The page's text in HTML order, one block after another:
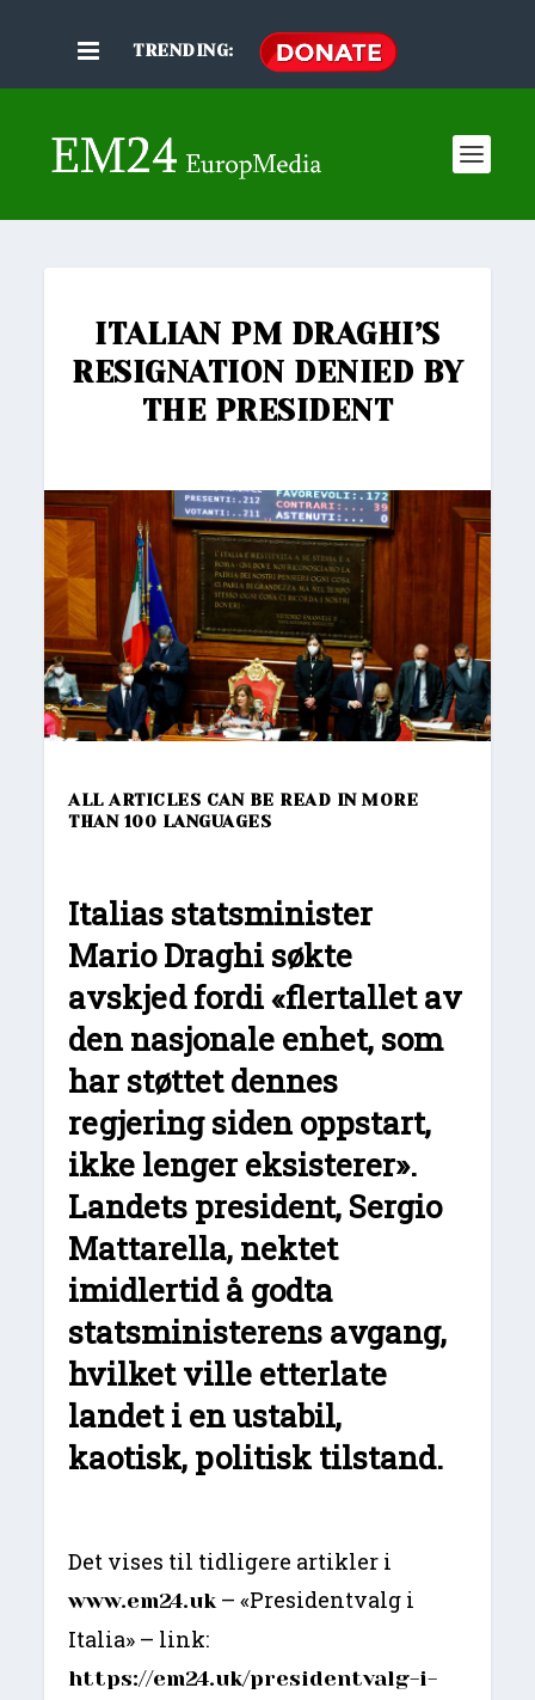
TRENDING:
ITALIAN PM DRAGHI’S
RESIGNATION DENIED BY
THE PRESIDENT
ALL ARTICLES CAN BE READ IN MORE
THAN 100 LANGUAGES
Italias statsminister
Mario Draghi søkte
avskjed fordi «flertallet av
den nasjonale enhet, som
har støttet dennes
regjering siden oppstart,
ikke lenger eksisterer».
Landets president, Sergio
Mattarella, nektet
imidlertid å godta
statsministerens avgang,
hvilket ville etterlate
landet i en ustabil,
kaotisk, politisk tilstand.
Det vises til tidligere artikler i
www.em24.uk– «Presidentvalg i
Italia» – link:
https://em24.uk/presidentvalg-i-